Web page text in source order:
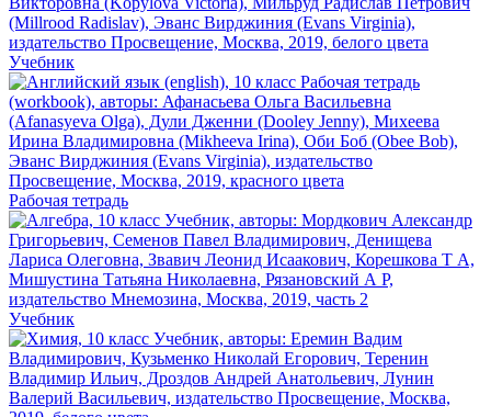
Учебник
Рабочая тетрадь
Учебник